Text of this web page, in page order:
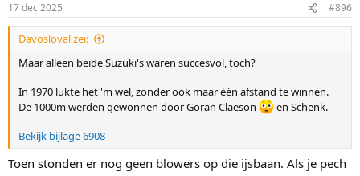
s
:
17 dec 2025 #896
Davosloval zei:
Maar alleen beide Suzuki's waren succesvol, toch?
In 1970 lukte het 'm wel, zonder ook maar één afstand te winnen.
De 1000m werden gewonnen door Göran Claeson
en Schenk.
Bekijk bijlage 6908
Toen stonden er nog geen blowers op die ijsbaan. Als je pech